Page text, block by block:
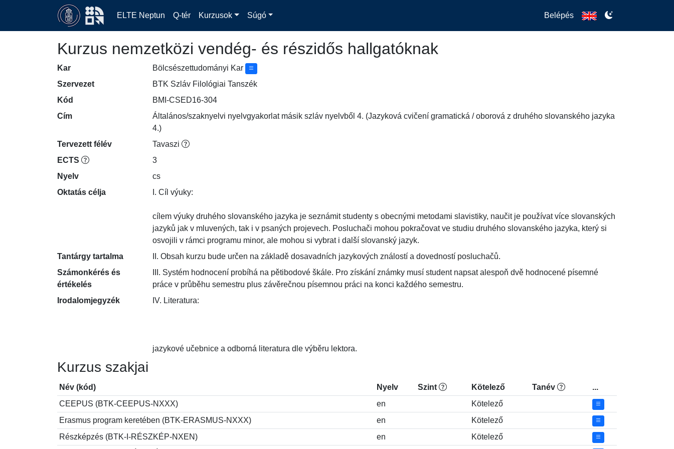
ELTE Neptun Q-tér Kurzusok Súgó Belépés
Kurzus nemzetközi vendég- és részidős hallgatóknak
Kar
Bölcsészettudományi Kar
Szervezet
BTK Szláv Filológiai Tanszék
Kód
BMI-CSED16-304
Cím
Általános/szaknyelvi nyelvgyakorlat másik szláv nyelvből 4. (Jazyková cvičení gramatická / oborová z druhého slovanského jazyka
4.)
Tervezett félév
Tavaszi
ECTS
3
Nyelv
cs
Oktatás célja
I. Cíl výuky:
cílem výuky druhého slovanského jazyka je seznámit studenty s obecnými metodami slavistiky, naučit je používat více slovanských
jazyků jak v mluvených, tak i v psaných projevech. Posluchači mohou pokračovat ve studiu druhého slovanského jazyka, který si
osvojili v rámci programu minor, ale mohou si vybrat i další slovanský jazyk.
Tantárgy tartalma
II. Obsah kurzu bude určen na základě dosavadních jazykových ználostí a dovedností posluchačů.
Számonkérés és
értékelés
III. Systém hodnocení probíhá na pětibodové škále. Pro získání známky musí student napsat alespoň dvě hodnocené písemné
práce v průběhu semestru plus závěrečnou písemnou práci na konci každého semestru.
Irodalomjegyzék
IV. Literatura:
jazykové učebnice a odborná literatura dle výběru lektora.
Kurzus szakjai
Név (kód) Nyelv Szint Kötelező Tanév
...
CEEPUS (BTK-CEEPUS-NXXX)
en
Kötelező
Erasmus program keretében (BTK-ERASMUS-NXXX)
en
Kötelező
Részképzés (BTK-I-RÉSZKÉP-NXEN)
en Kötelező